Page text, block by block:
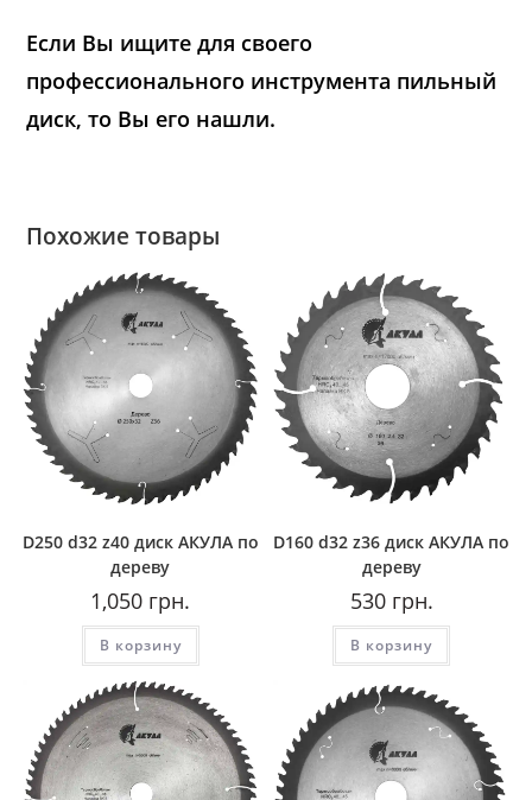
Если Вы ищите для своего
профессионального инструмента пильный
диск, то Вы его нашли.
Похожие товары
D250 d32 z40 диск АКУЛА по
дереву
1,050 грн.
В корзину
D160 d32 z36 диск АКУЛА по
дереву
530грн.
В корзину